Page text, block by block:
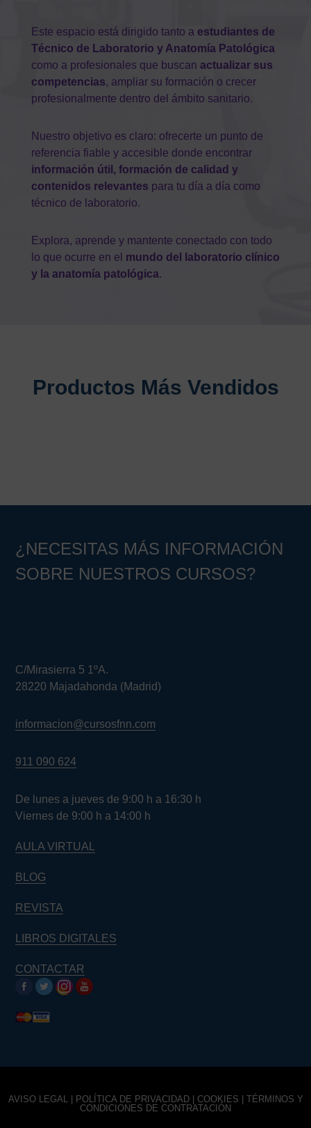
Este espacio está dirigido tanto a estudiantes de
Técnico de Laboratorio y Anatomía Patológica
como a profesionales que buscan actualizar sus
competencias, ampliar su formación o crecer
profesionalmente dentro del ámbito sanitario.
Nuestro objetivo es claro: ofrecerte un punto de
referencia fiable y accesible donde encontrar
información útil, formación de calidad y
contenidos relevantes para tu día a día como
técnico de laboratorio.
Explora, aprende y mantente conectado con todo
lo que ocurre en el mundo del laboratorio clínico
y la anatomía patológica.
Productos Más Vendidos
¿NECESITAS MÁS INFORMACIÓN
SOBRE NUESTROS CURSOS?
C/Mirasierra 5 1ºA.
28220 Majadahonda (Madrid)
informacion@cursosfnn.com
911 090 624
De lunes a jueves de 9:00 h a 16:30 h
Viernes de 9:00 h a 14:00 h
AULA VIRTUAL
BLOG
REVISTA
LIBROS DIGITALES
CONTACTAR
AVISO LEGAL| POLÍTICA DE PRIVACIDAD| COOKIES
TÉRMINOS Y
CONDICIONES DE CONTRATACIÓN